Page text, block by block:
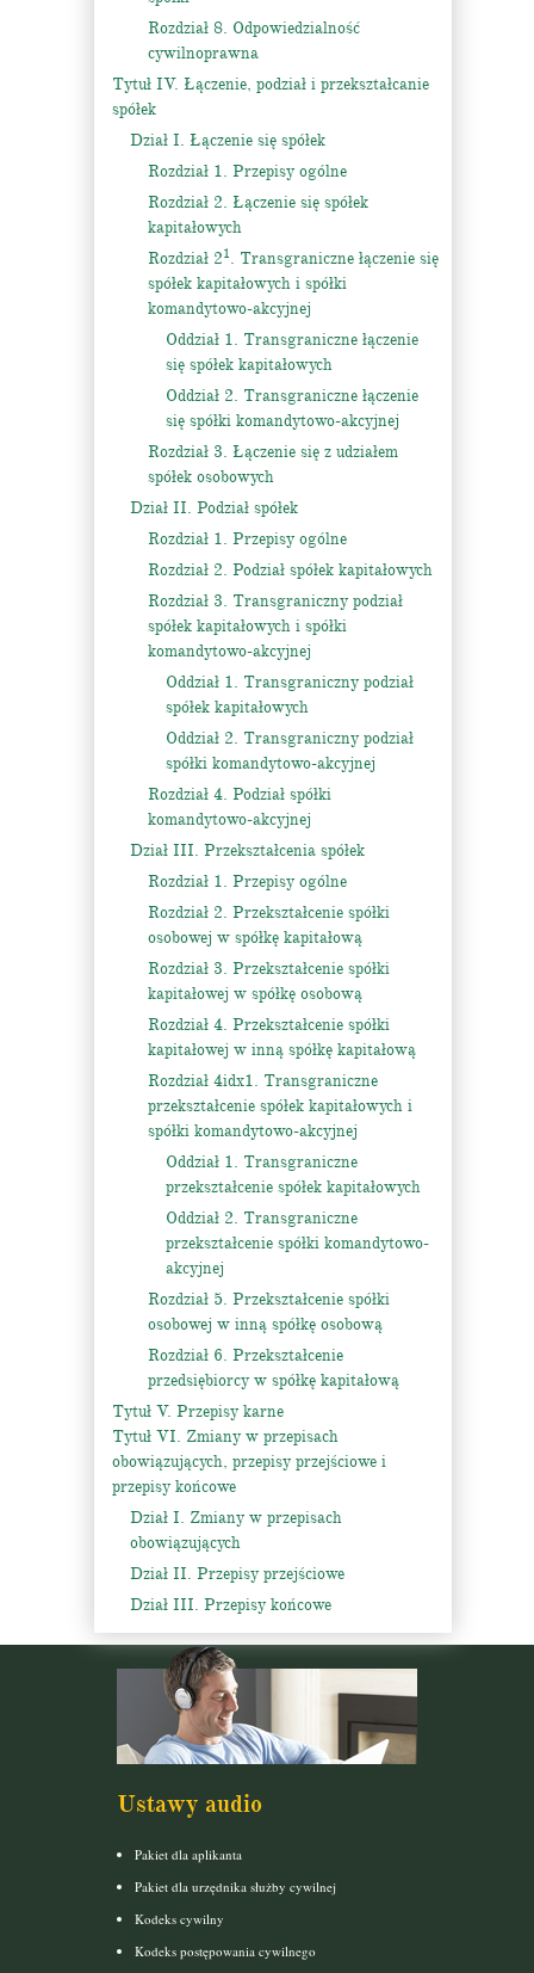
Rozdział 8. Odpowiedzialność
cywilnoprawna
Tytuł IV. Łączenie, podział i przekształcanie
spółek
Dział I. Łączenie się spółek
Rozdział 1. Przepisy ogólne
Rozdział 2. Łączenie się spółek
kapitałowych
Rozdział 21. Transgraniczne łączenie się
spółek kapitałowych i spółki
komandytowo-akcyjnej
Oddział 1. Transgraniczne łączenie
się spółek kapitałowych
Oddział 2. Transgraniczne łączenie
się spółki komandytowo-akcyjnej
Rozdział 3. Łączenie się z udziałem
spółek osobowych
Dział II. Podział spółek
Rozdział 1. Przepisy ogólne
Rozdział 2. Podział spółek kapitałowych
Rozdział 3. Transgraniczny podział
spółek kapitałowych i spółki
komandytowo-akcyjnej
Oddział 1. Transgraniczny podział
spółek kapitałowych
Oddział 2. Transgraniczny podział
spółki komandytowo-akcyjnej
Rozdział 4. Podział spółki
komandytowo-akcyjnej
Dział III. Przekształcenia spółek
Rozdział 1. Przepisy ogólne
Rozdział 2. Przekształcenie spółki
osobowej w spółkę kapitałową
Rozdział 3. Przekształcenie spółki
kapitałowej w spółkę osobową
Rozdział 4. Przekształcenie spółki
kapitałowej w inną spółkę kapitałową
Rozdział 4idx1. Transgraniczne
przekształcenie spółek kapitałowych i
spółki komandytowo-akcyjnej
Oddział 1. Transgraniczne
przekształcenie spółek kapitałowych
Oddział 2. Transgraniczne
przekształcenie spółki komandytowo-
akcyjnej
Rozdział 5. Przekształcenie spółki
osobowej w inną spółkę osobową
Rozdział 6. Przekształcenie
przedsiębiorcy w spółkę kapitałową
Tytuł V. Przepisy karne
Tytuł VI. Zmiany w przepisach
obowiązujących, przepisy przejściowe i
przepisy końcowe
Dział I. Zmiany w przepisach
obowiązujących
Dział II. Przepisy przejściowe
Dział III. Przepisy końcowe
Ustawy audio
Pakiet dla aplikanta
Pakiet dla urzędnika służby cywilnej
Kodeks cywilny
Kodeks postępowania cywilnego